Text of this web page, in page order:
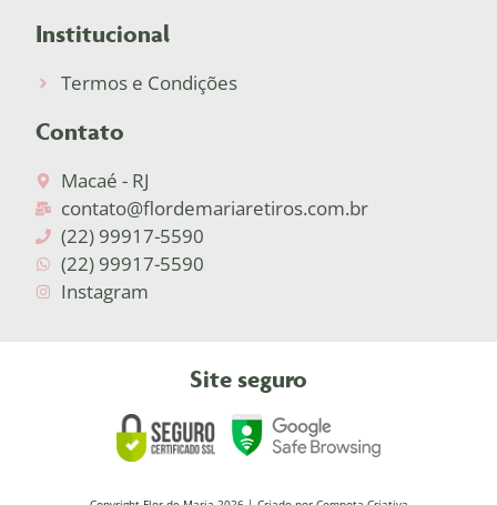
Institucional
Termos e Condições
Contato
Macaé - RJ
contato@flordemariaretiros.com.br
(22) 99917-5590
(22) 99917-5590
Instagram
Site seguro